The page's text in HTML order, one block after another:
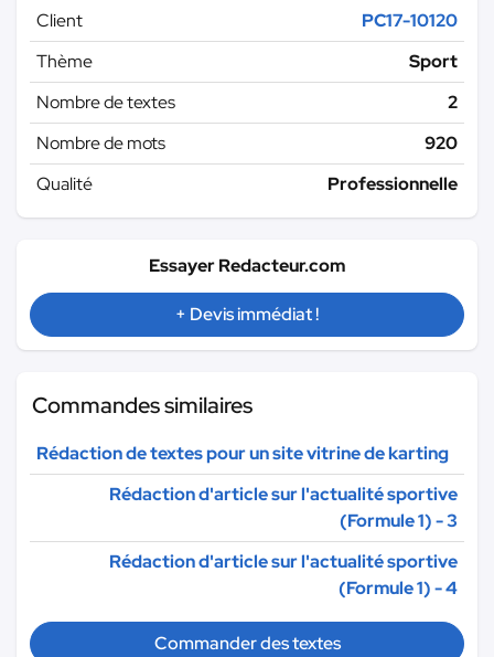
Client
PC17-10120
Thème
Sport
Nombre de textes
2
Nombre de mots
920
Qualité
Professionnelle
Essayer Redacteur.com
+ Devis immédiat !
Commandes similaires
Rédaction de textes pour un site vitrine de karting
Rédaction d'article sur l'actualité sportive
(Formule 1) - 3
Rédaction d'article sur l'actualité sportive
(Formule 1) - 4
Commander des textes